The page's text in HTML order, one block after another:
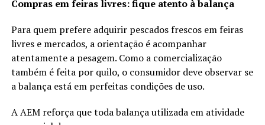
Compras em feiras livres: fique atento à balança
Para quem prefere adquirir pescados frescos em feiras
livres e mercados, a orientação é acompanhar
atentamente a pesagem. Como a comercialização
também é feita por quilo, o consumidor deve observar se
a balança está em perfeitas condições de uso.
A AEM reforça que toda balança utilizada em atividade